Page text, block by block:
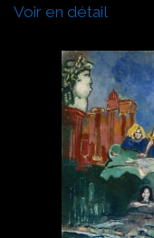
Voir en détail